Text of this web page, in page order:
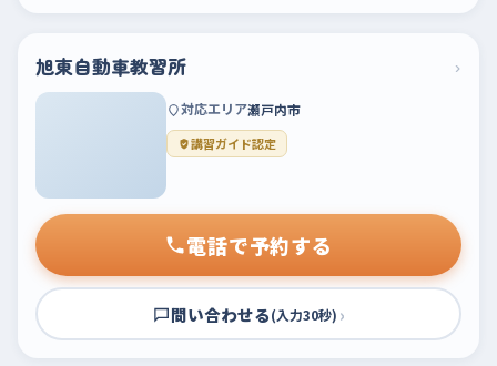
旭東自動車教習所 ›
対応エリア瀬戸内市
講習ガイド認定
電話で予約する
問い合わせる(入力30秒) ›